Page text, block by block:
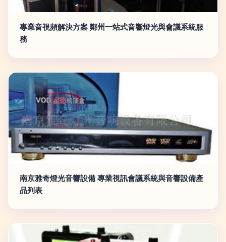
專業音視頻解決方案 鄭州一站式音響燈光與會議系統服
務
南京雅奇燈光音響設備 專業視訊會議系統與音響設備產
品列表